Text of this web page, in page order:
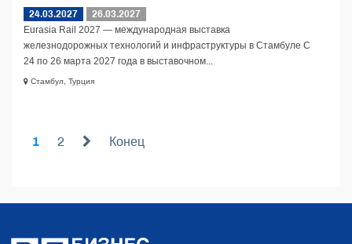
24.03.2027
26.03.2027
Eurasia Rail 2027 — международная выставка
железнодорожных технологий и инфраструктуры в Стамбуле С
24 по 26 марта 2027 года в выставочном...
Стамбул, Турция
1 2 Конец